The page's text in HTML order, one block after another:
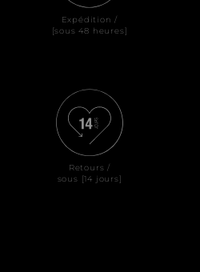
Expédition /
[sous 48 heures]
Retours /
sous [14 jours]